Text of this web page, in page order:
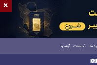
ما تبلیغات آرشیو
×